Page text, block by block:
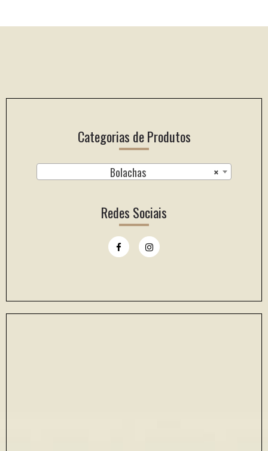
Categorias de Produtos
×
Bolachas
Redes Sociais